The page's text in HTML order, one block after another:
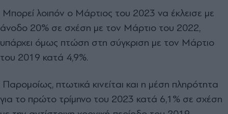
Μπορεί λοιπόν ο Μάρτιος του 2023 να έκλεισε με
άνοδο 20% σε σχέση με τον Μάρτιο του 2022,
υπάρχει όμως πτώση στη σύγκριση με τον Μάρτιο
του 2019 κατά 4,9%.
Παρομοίως, πτωτικά κινείται και η μέση πληρότητα
για το πρώτο τρίμηνο του 2023 κατά 6,1% σε σχέση